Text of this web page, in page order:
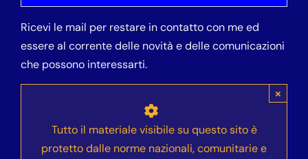
Ricevi le mail per restare in contatto con me ed
essere al corrente delle novità e delle comunicazioni
che possono interessarti.
Tutto il materiale visibile su questo sito è
protetto dalle norme nazionali, comunitarie e
×